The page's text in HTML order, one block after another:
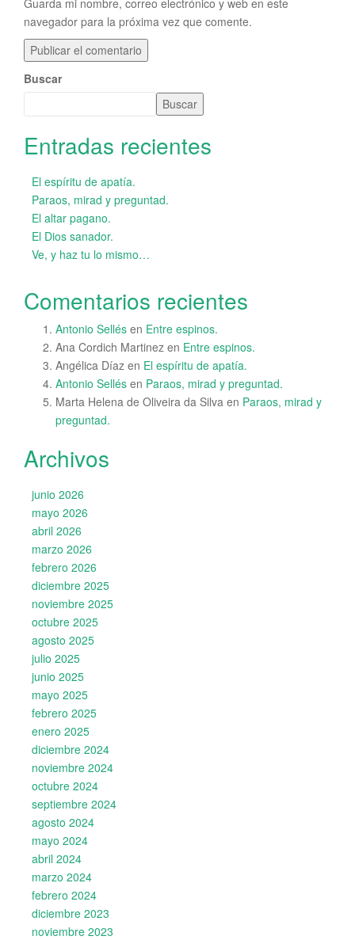
navegador para la próxima vez que comente.
Buscar
Buscar
Entradas recientes
El espíritu de apatía.
Paraos, mirad y preguntad.
El altar pagano.
El Dios sanador.
Ve, y haz tu lo mismo…
Comentarios recientes
Antonio Sellés en Entre espinos.
Ana Cordich Martinez en Entre espinos.
Angélica Díaz en El espíritu de apatía.
Antonio Sellés en Paraos, mirad y preguntad.
Marta Helena de Oliveira da Silva en Paraos, mirad y
preguntad.
Archivos
junio 2026
mayo 2026
abril 2026
marzo 2026
febrero 2026
diciembre 2025
noviembre 2025
octubre 2025
agosto 2025
julio 2025
junio 2025
mayo 2025
febrero 2025
enero 2025
diciembre 2024
noviembre 2024
octubre 2024
septiembre 2024
agosto 2024
mayo 2024
abril 2024
marzo 2024
febrero 2024
diciembre 2023
noviembre 2023